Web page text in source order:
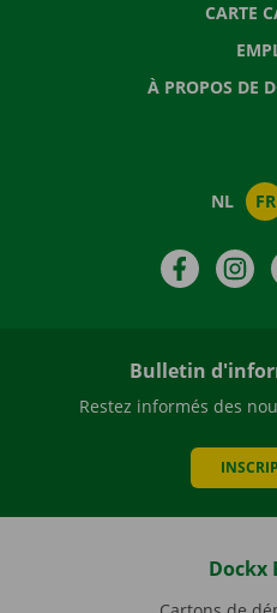
CARTE
À PROPOS DE
NL FR
Facebook
Bulletin
Restez informés des
Dockx